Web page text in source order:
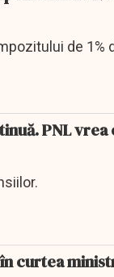
de 1%
PNL
curtea